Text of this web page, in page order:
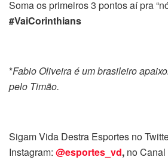
Soma os primeiros 3 pontos aí pra
#VaiCorinthians
*Fabio Oliveira é um brasileiro
pelo Timão.
Sigam Vida Destra Esportes no
Instagram: @esportes_vd, no Canal